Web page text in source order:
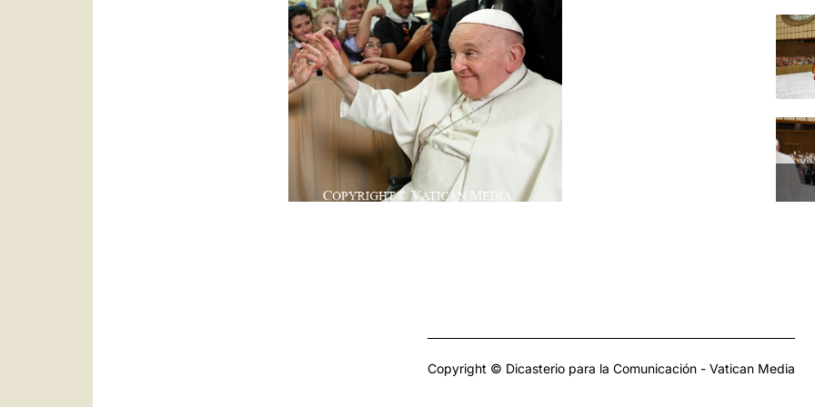
Copyright © Dicasterio para la Comunicación - Vatican Media